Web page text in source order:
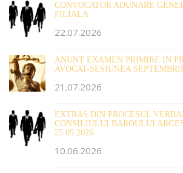
CONVOCATOR ADUNARE
FILIALA
22.07.2026
ANUNT EXAMEN PRIMIRE IN
AVOCAT-SESIUNEA
21.07.2026
EXTRAS DIN PROCESUL
CONSILIULUI BAROULUI
25.05.2026
10.06.2026